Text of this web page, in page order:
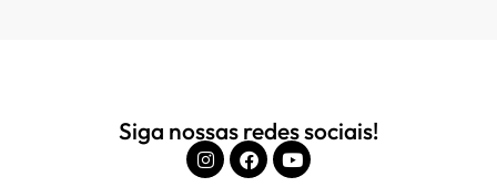
Siga nossas redes sociais!